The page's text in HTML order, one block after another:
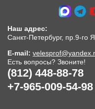
Наш адрес:
Санкт-Петербург, пр.9-го
E-mail:
Есть вопросы? Звоните!
(812) 448-88-78
+7-965-009-54-98